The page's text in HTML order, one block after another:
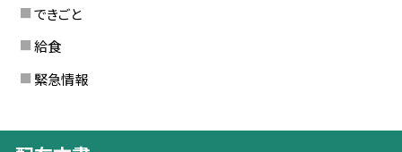
できごと
給食
緊急情報